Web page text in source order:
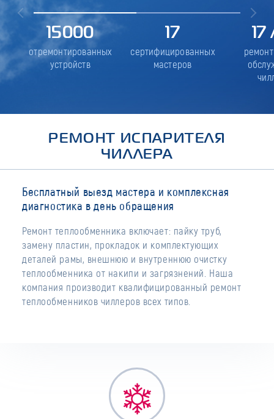
15000
отремонтированных
устройств
17
сертифицированных
мастеров
17
РЕМОНТ ИСПАРИТЕЛЯ
ЧИЛЛЕРА
Бесплатный выезд мастера и комплексная
диагностика в день обращения
Ремонт теплообменника включает: пайку труб,
замену пластин, прокладок и комплектующих
деталей рамы, внешнюю и внутреннюю очистку
теплообменника от накипи и загрязнений. Наша
компания производит квалифицированный ремонт
теплообменников чиллеров всех типов.